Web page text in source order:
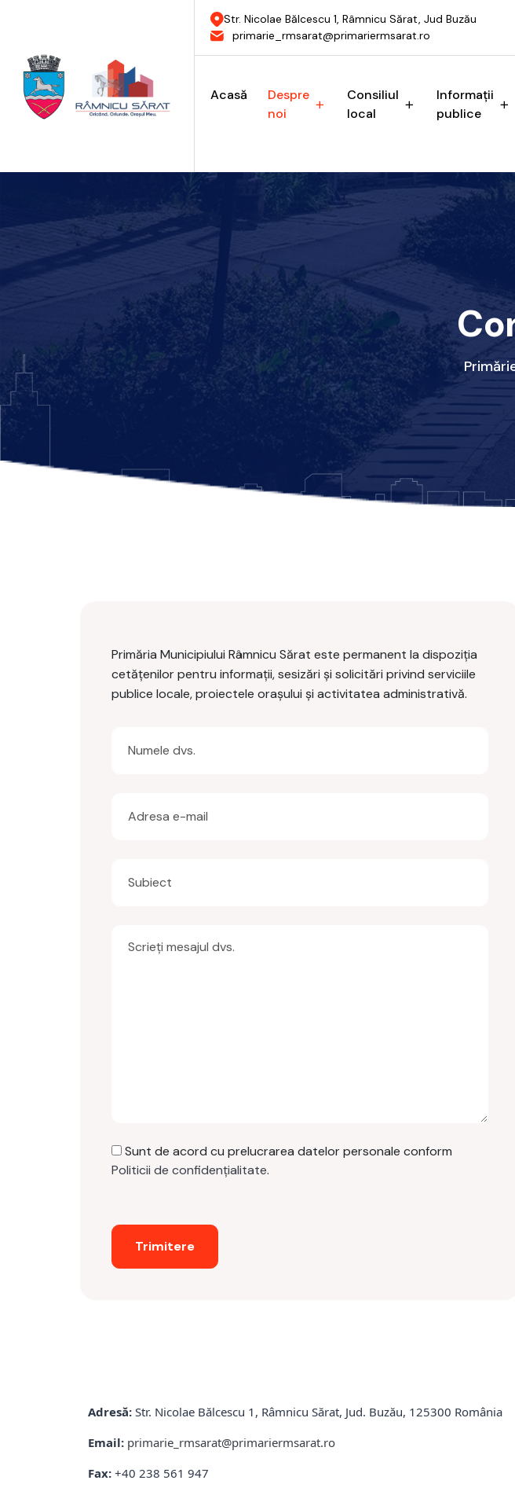
Str. Nicolae Bălcescu 1, Râmnicu Sărat, Jud Buzău
primarie_rmsarat@primariermsarat.ro
Acasă
Despre
noi
Consiliul
local
Informații
publice
Primăria Municipiului Râmnicu Sărat este permanent la dispoziția
cetățenilor pentru informații, sesizări și solicitări privind serviciile
publice locale, proiectele orașului și activitatea administrativă.
Sunt de acord cu prelucrarea datelor personale conform
Politicii de confidențialitate.
Trimitere
Adresă: Str. Nicolae Bălcescu 1, Râmnicu Sărat, Jud. Buzău, 125300 România
Email: primarie_rmsarat@primariermsarat.ro
Fax: +40 238 561 947